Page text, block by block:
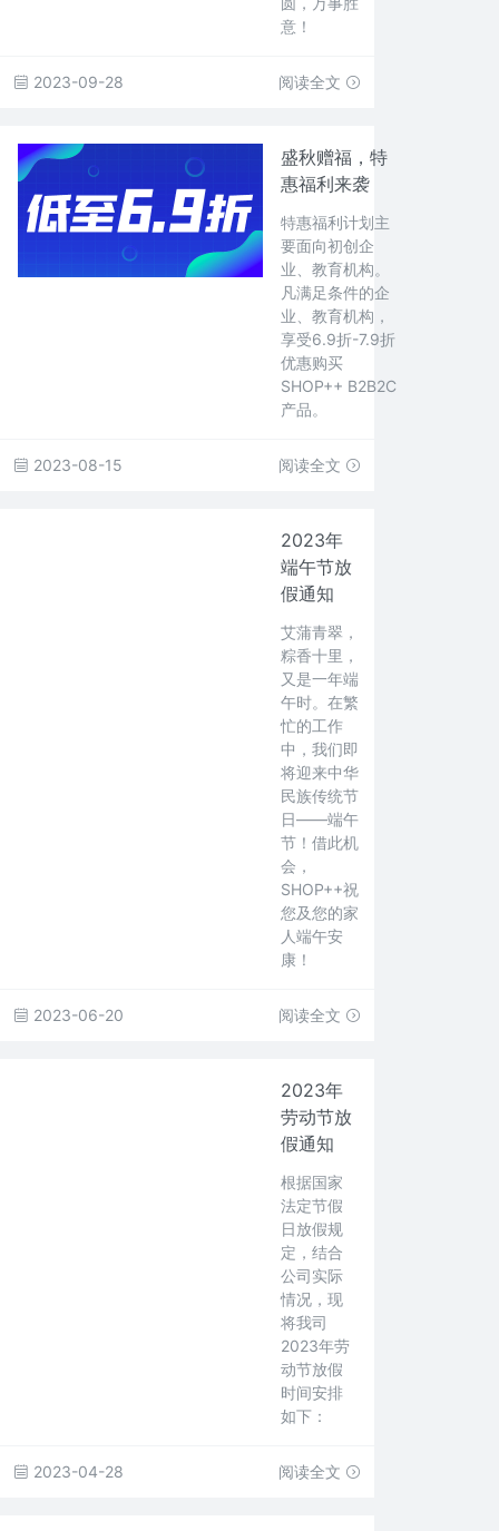
意！
2023-09-28 阅读全文
盛秋赠福，特
惠福利来袭
特惠福利计划主
要面向初创企
业、教育机构。
凡满足条件的企
业、教育机构，
享受6.9折-7.9折
优惠购买
SHOP++ B2B2C
产品。
2023-08-15 阅读全文
2023年
端午节放
假通知
艾蒲⻘翠，
粽香十里，
又是一年端
午时。在繁
忙的工作
中，我们即
将迎来中华
民族传统节
日——端午
节！借此机
会，
SHOP++祝
您及您的家
人端午安
康！
2023-06-20 阅读全文
2023年
劳动节放
假通知
根据国家
法定节假
日放假规
定，结合
公司实际
情况，现
将我司
2023年劳
动节放假
时间安排
如下：
2023-04-28 阅读全文